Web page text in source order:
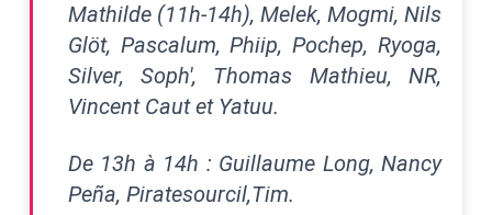
Mathilde (11h-14h), Melek, Mogmi, Nils
Glöt, Pascalum, Phiip, Pochep, Ryoga,
Silver, Soph', Thomas Mathieu, NR,
Vincent Caut et Yatuu.
De 13h à 14h : Guillaume Long, Nancy
Peña, Piratesourcil,Tim.